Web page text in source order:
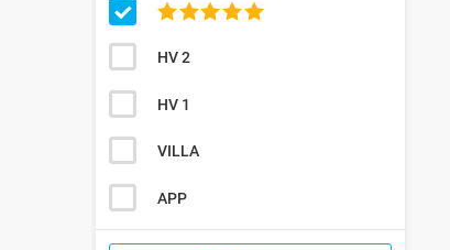

HV 2
HV 1
VILLA
APP